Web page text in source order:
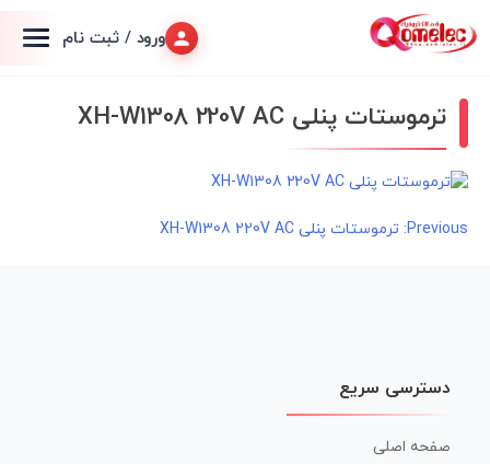
ورود / ثبت نام
ترموستات پنلی XH-W1308 220V AC
راهبری
Previous: ترموستات پنلی XH-W1308 220V AC
دسترسی سریع
صفحه اصلی